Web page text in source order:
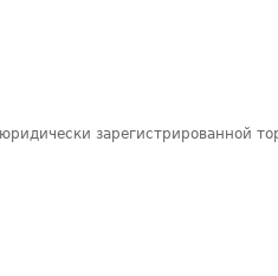
зарегистрированной